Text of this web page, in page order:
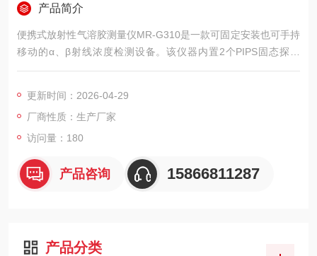
产品简介
便携式放射性气溶胶测量仪MR-G310是一款可固定安装也可手持
移动的α、β射线浓度检测设备。该仪器内置2个PIPS固态探测
器，总有效面积450mm²，采用峰值拟合算法进行动态氡补偿，
的现场监测任务。
更新时间：2026-04-29
厂商性质：生产厂家
访问量：180
产品咨询 15866811287
产品分类